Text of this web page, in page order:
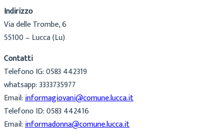
Indirizzo
Via delle Trombe, 6
55100 – Lucca (Lu)
Contatti
Telefono IG: 0583 442319
whatsapp: 3333735977
Email:informagiovani@comune.lucca.it
Telefono ID: 0583 442416
Email:informadonna@comune.lucca.it